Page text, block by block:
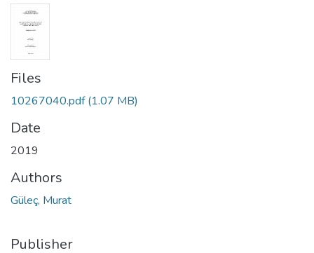
Files
10267040.pdf(1.07 MB)
Date
2019
Authors
Güleç, Murat
Publisher